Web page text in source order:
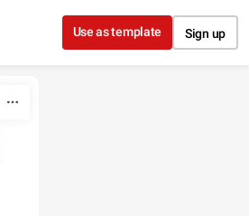
Use as template Sign up